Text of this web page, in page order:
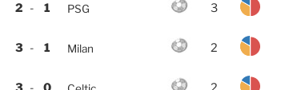
2 - 1 PSG 3
3 - 1 Milan 2